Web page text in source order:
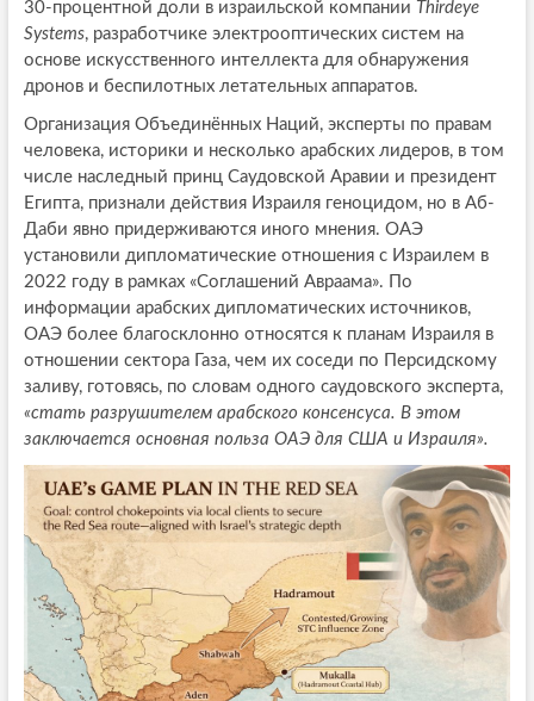
30-процентной доли в израильской компании Thirdeye
Systems, разработчике электрооптических систем на
основе искусственного интеллекта для обнаружения
дронов и беспилотных летательных аппаратов.
Организация Объединённых Наций, эксперты по правам
человека, историки и несколько арабских лидеров, в том
числе наследный принц Саудовской Аравии и президент
Египта, признали действия Израиля геноцидом, но в Аб-
Даби явно придерживаются иного мнения. ОАЭ
установили дипломатические отношения с Израилем в
2022 году в рамках «Соглашений Авраама». По
информации арабских дипломатических источников,
ОАЭ более благосклонно относятся к планам Израиля в
отношении сектора Газа, чем их соседи по Персидскому
заливу, готовясь, по словам одного саудовского эксперта,
«стать разрушителем арабского консенсуса. В этом
заключается основная польза ОАЭ для США и Израиля».